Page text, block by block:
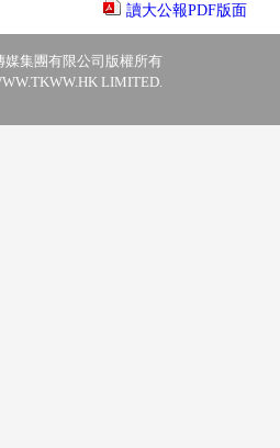
讀大公報PDF版面
媒集團有限公司版權所有
LIMITED.